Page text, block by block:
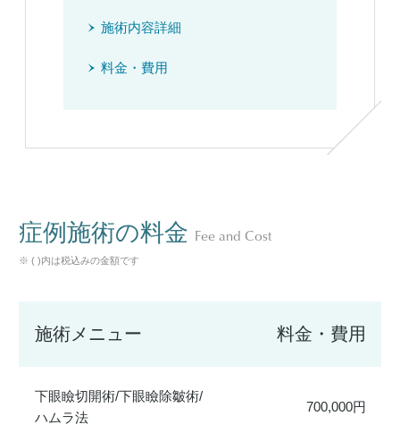
施術内容詳細
料金・費用
症例施術の料金 Fee and Cost
※ ( )内は税込みの金額です
施術メニュー 料金・費用
下眼瞼切開術/下眼瞼除皺術/
ハムラ法
700,000円